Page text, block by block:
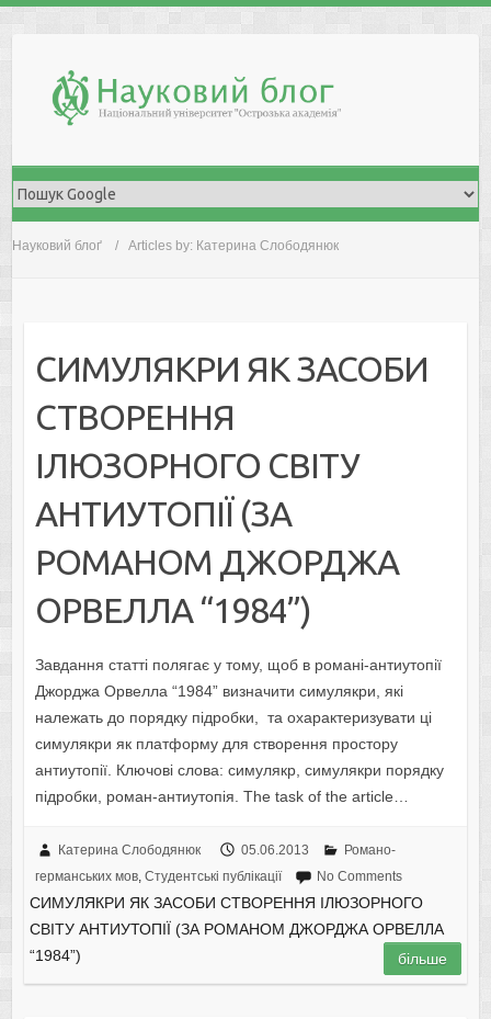
Науковий блоґ Articles by: Катерина Слободянюк
СИМУЛЯКРИ ЯК ЗАСОБИ
СТВОРЕННЯ
ІЛЮЗОРНОГО СВІТУ
АНТИУТОПІЇ (ЗА
РОМАНОМ ДЖОРДЖА
ОРВЕЛЛА “1984”)
Завдання статті полягає у тому, щоб в романі-антиутопії
Джорджа Орвелла “1984” визначити симулякри, які
належать до порядку підробки, та охарактеризувати ці
симулякри як платформу для створення простору
антиутопії. Ключові слова: симулякр, симулякри порядку
підробки, роман-антиутопія. The task of the article…
Катерина Слободянюк 05.06.2013
Романо-
германських мов, Студентські публікації No Comments
СИМУЛЯКРИ ЯК ЗАСОБИ СТВОРЕННЯ ІЛЮЗОРНОГО
СВІТУ АНТИУТОПІЇ (ЗА РОМАНОМ ДЖОРДЖА ОРВЕЛЛА
“1984”)
більше